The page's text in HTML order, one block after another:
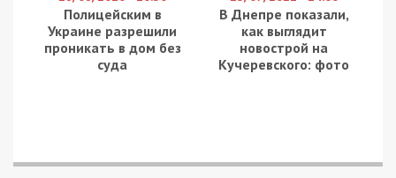
продолжают ведение боевых действий силами
отдельных подразделений из состава 6-й и 20-й
общевойсковых армий, 1-й танковой армии
Западного военного округа, 35-й и 36-й